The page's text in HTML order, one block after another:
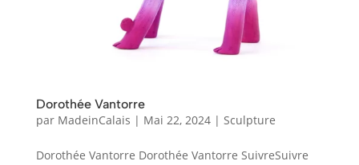
Dorothée Vantorre
par MadeinCalais | Mai 22, 2024| Sculpture
Dorothée Vantorre Dorothée Vantorre SuivreSuivre